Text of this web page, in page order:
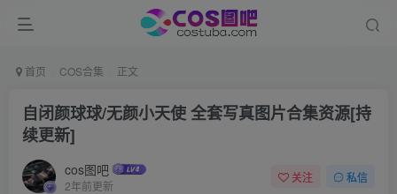
首页 COS合集 正文
自闭颜球球/无颜小天使 全套写真图片合集资源[持
续更新]
cos图吧
2年前更新
关注 私信